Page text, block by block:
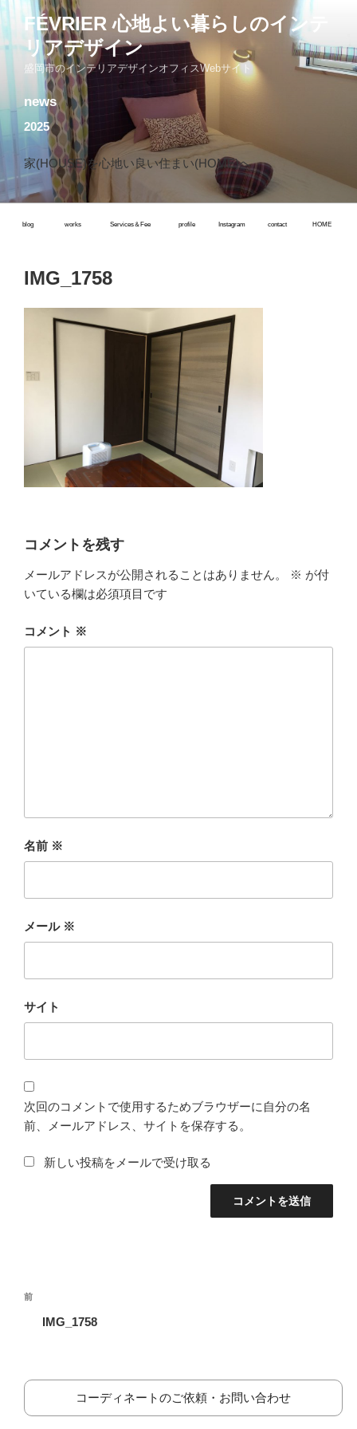
コ
ン
テ
プ
FÉVRIER 心地よい暮らしのインテ
リアデザイン
盛岡市のインテリアデザインオフィスWebサイト
news
2025
家(HOUSE)を心地い良い住まい(HOME)へ
blog works Services＆Fee profile Instagram contact HOME
IMG_1758
コメントを残す
メールアドレスが公開されることはありません。 ※ が付
いている欄は必須項目です
コメント ※
名前 ※
メール ※
サイト
次回のコメントで使用するためブラウザーに自分の名
前、メールアドレス、サイトを保存する。
新しい投稿をメールで受け取る
投
ゲ
シ
前
前
IMG_1758
コーディネートのご依頼・お問い合わせ